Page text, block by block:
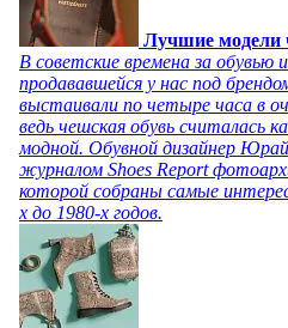
Лучшие модели
В советские времена за обувью
продававшейся у нас под
выстаивали по четыре часа в
ведь чешская обувь считалась
модной. Обувной дизайнер
журналом Shoes Report
которой собраны самые
х до 1980-х годов.